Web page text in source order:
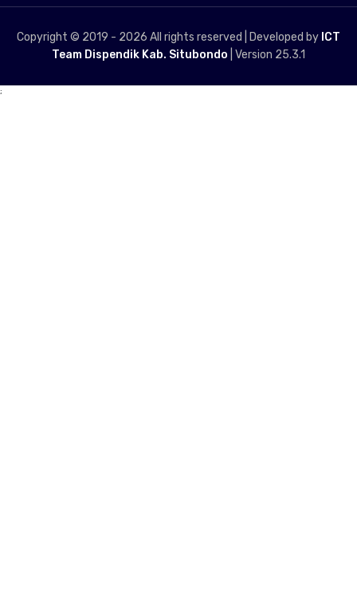
Copyright © 2019 - 2026 All rights reserved | Developed by ICT
Team Dispendik Kab. Situbondo | Version 25.3.1
;